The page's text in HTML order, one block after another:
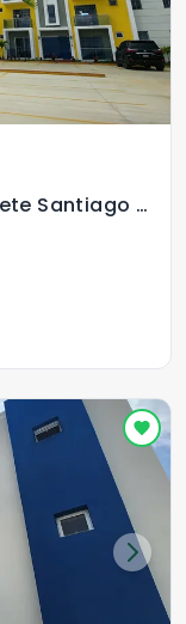
Pent House en Venta en Navarrete Santiago R.D.